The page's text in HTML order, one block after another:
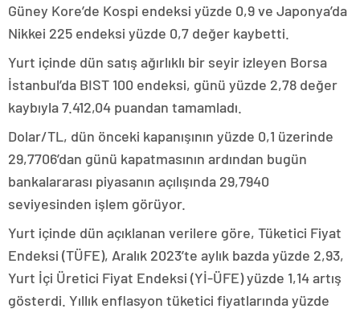
Güney Kore’de Kospi endeksi yüzde 0,9 ve Japonya’da
Nikkei 225 endeksi yüzde 0,7 değer kaybetti.
Yurt içinde dün satış ağırlıklı bir seyir izleyen Borsa
İstanbul’da BIST 100 endeksi, günü yüzde 2,78 değer
kaybıyla 7.412,04 puandan tamamladı.
Dolar/TL, dün önceki kapanışının yüzde 0,1 üzerinde
29,7706’dan günü kapatmasının ardından bugün
bankalararası piyasanın açılışında 29,7940
seviyesinden işlem görüyor.
Yurt içinde dün açıklanan verilere göre, Tüketici Fiyat
Endeksi (TÜFE), Aralık 2023’te aylık bazda yüzde 2,93,
Yurt İçi Üretici Fiyat Endeksi (Yİ-ÜFE) yüzde 1,14 artış
gösterdi. Yıllık enflasyon tüketici fiyatlarında yüzde